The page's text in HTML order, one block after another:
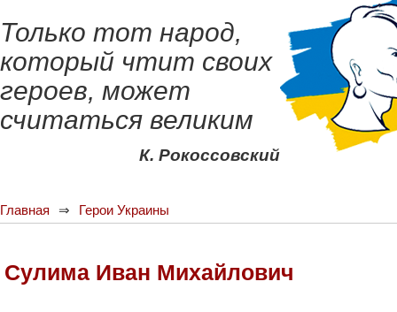
Только тот народ,
который чтит своих
героев, может
считаться великим
К. Рокоссовский
Главная Герои Украины
Сулима Иван Михайлович